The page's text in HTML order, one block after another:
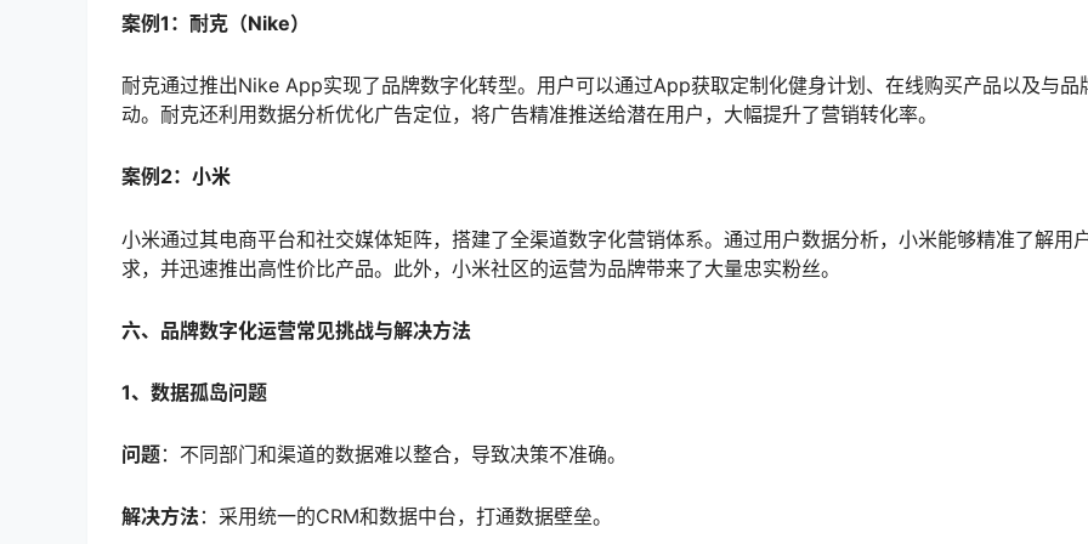
案例1：耐克（Nike）
耐克通过推出Nike App实现了品牌数字化转型。用户可以通过App获取定制化健身计划、在线购买产品以及与品
动。耐克还利用数据分析优化广告定位，将广告精准推送给潜在用户，大幅提升了营销转化率。
案例2：小米
小米通过其电商平台和社交媒体矩阵，搭建了全渠道数字化营销体系。通过用户数据分析，小米能够精准了解用
求，并迅速推出高性价比产品。此外，小米社区的运营为品牌带来了大量忠实粉丝。
六、品牌数字化运营常见挑战与解决方法
1、数据孤岛问题
问题：不同部门和渠道的数据难以整合，导致决策不准确。
解决方法 ：采用统一的CRM和数据中台，打通数据壁垒。